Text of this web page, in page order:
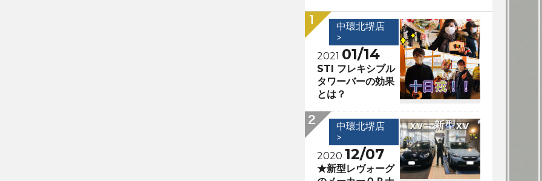
中環北堺店
>
2021 01/14
STI フレキシブル
タワーバーの効果
とは？
中環北堺店
>
2020 12/07
★新型レヴォーグ